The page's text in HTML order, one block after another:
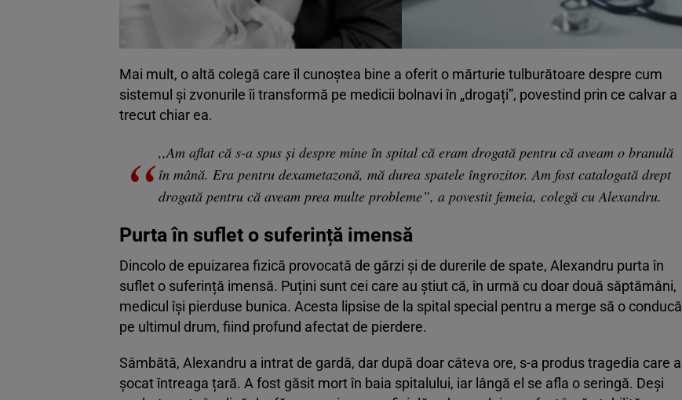
Mai mult, o altă colegă care îl cunoștea bine a oferit o mărturie tulburătoare despre cum
sistemul și zvonurile îi transformă pe medicii bolnavi în „drogați”, povestind prin ce calvar a
trecut chiar ea.
,,Am aflat că s-a spus și despre mine în spital că eram drogată pentru că aveam o branulă
în mână. Era pentru dexametazonă, mă durea spatele îngrozitor. Am fost catalogată drept
drogată pentru că aveam prea multe probleme”, a povestit femeia, colegă cu Alexandru.
Purta în suflet o suferință imensă
Dincolo de epuizarea fizică provocată de gărzi și de durerile de spate, Alexandru purta în
suflet o suferință imensă. Puțini sunt cei care au știut că, în urmă cu doar două săptămâni,
medicul își pierduse bunica. Acesta lipsise de la spital special pentru a merge să o conducă
pe ultimul drum, fiind profund afectat de pierdere.
Sâmbătă, Alexandru a intrat de gardă, dar după doar câteva ore, s-a produs tragedia care a
șocat întreaga țară. A fost găsit mort în baia spitalului, iar lângă el se afla o seringă. Deși